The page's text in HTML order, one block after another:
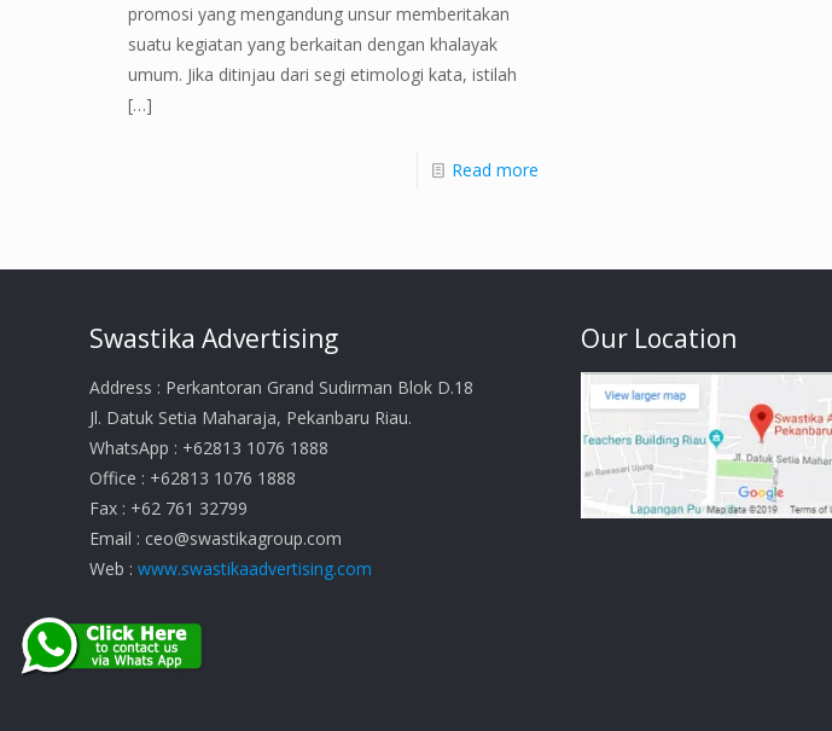
promosi yang mengandung unsur memberitakan
suatu kegiatan yang berkaitan dengan khalayak
umum. Jika ditinjau dari segi etimologi kata, istilah
[…]
Read more
Swastika Advertising
Address : Perkantoran Grand Sudirman Blok D.18
Jl. Datuk Setia Maharaja, Pekanbaru Riau.
WhatsApp : +62813 1076 1888
Office : +62813 1076 1888
Fax : +62 761 32799
Email : ceo@swastikagroup.com
Web : www.swastikaadvertising.com
Our Location